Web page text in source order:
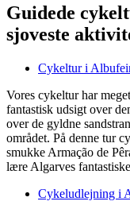
Guidede
sjoveste
Cykeltur i
Vores cykeltur har
fantastisk udsigt over
over de gyldne
området. På denne tur
smukke Armação de
lære Algarves
Cykeludlejning i